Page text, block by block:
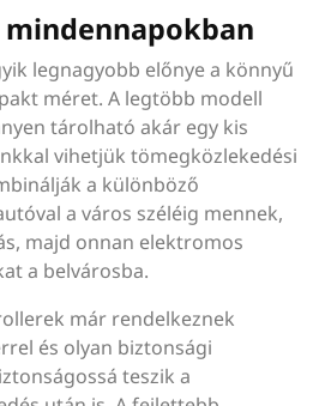
legnagyobb előnye a könnyű
méret. A legtöbb modell
tárolható akár egy kis
vihetjük tömegközlekedési
a különböző
a város széléig mennek,
majd onnan elektromos
a belvárosba.
már rendelkeznek
és olyan biztonsági
teszik a